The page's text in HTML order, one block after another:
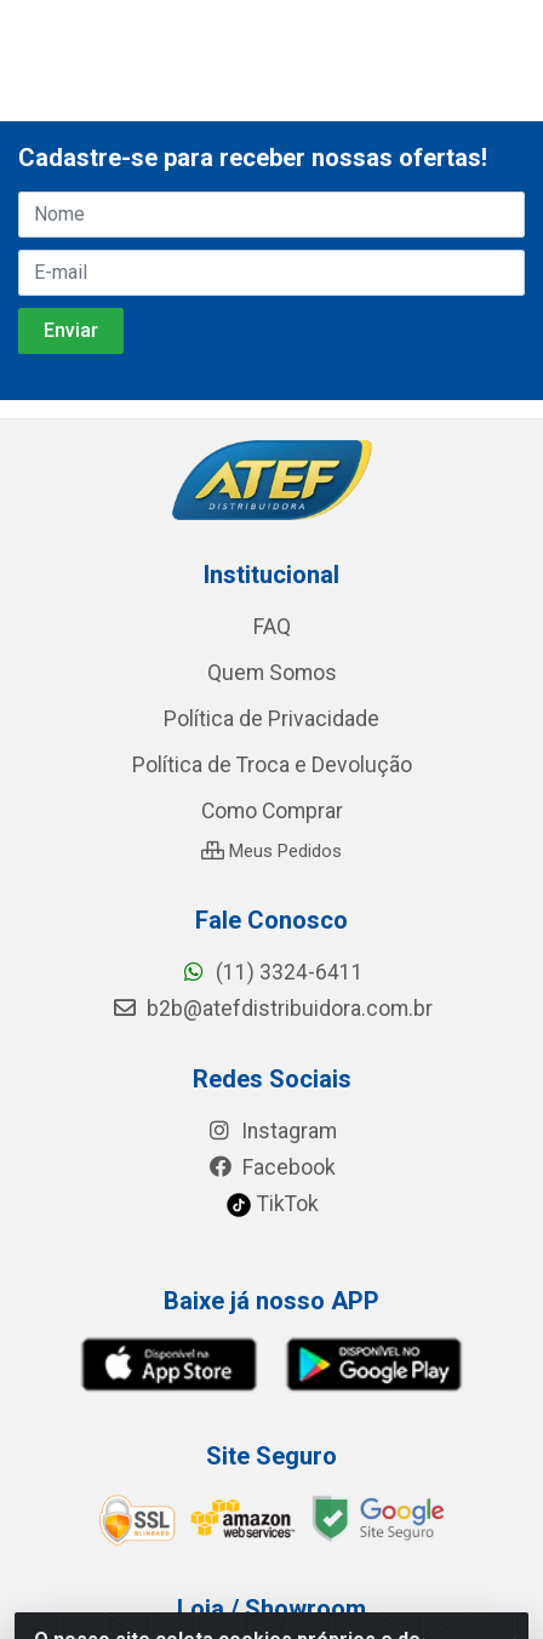
Cadastre-se para receber nossas ofertas!
Institucional
FAQ
Quem Somos
Política de Privacidade
Política de Troca e Devolução
Como Comprar
Meus Pedidos
Fale Conosco
(11) 3324-6411
b2b@atefdistribuidora.com.br
Redes Sociais
Instagram
Facebook
TikTok
Baixe já nosso APP
Site Seguro
Loja / Showroom